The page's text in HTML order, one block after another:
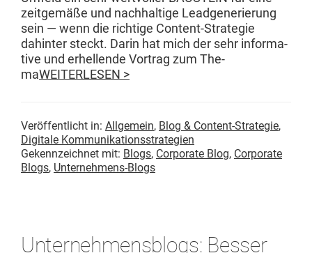
zeit­gemäße und nach­haltige Lead­gener­ierung
sein — wenn die richtige Con­­tent-Strate­gie
dahin­ter steckt. Darin hat mich der sehr infor­ma­
tive und erhel­lende Vor­trag zum The­
maWEITERLESEN >
Veröffentlicht in: Allgemein, Blog & Content-Strategie,
Digitale Kommunikationsstrategien
Gekennzeichnet mit: Blogs, Corporate Blog, Corporate
Blogs, Unternehmens-Blogs
Unternehmensblogs: Besser